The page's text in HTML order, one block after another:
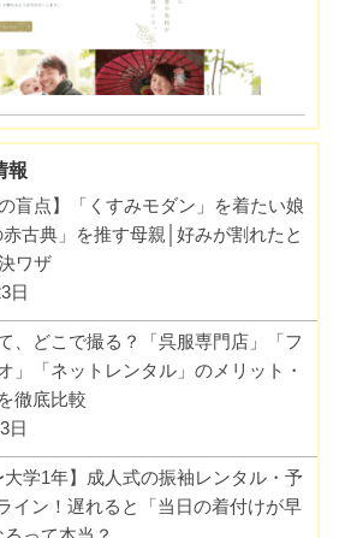
報
盲点】「くすみモダン」を着たい娘
古典」を推す母親│好みが割れたと
ワザ
日
、どこで撮る？「呉服専門店」「フ
」「ネットレンタル」のメリット・
徹底比較
日
大学1年】成人式の振袖レンタル・予
イン！遅れると「当日の着付けが早